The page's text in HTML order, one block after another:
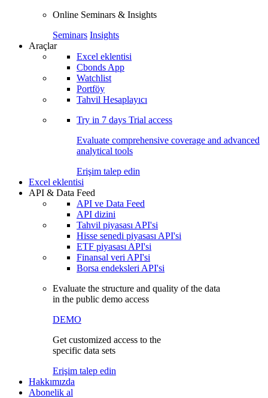
Online Seminars & Insights
Seminars Insights
Araçlar
Excel eklentisi
Cbonds App
Watchlist
Portföy
Tahvil Hesaplayıcı
Try in 7 days Trial access
Evaluate comprehensive coverage and advanced
analytical tools
Erişim talep edin
Excel eklentisi
API & Data Feed
API ve Data Feed
API dizini
Tahvil piyasası API'si
Hisse senedi piyasası API'si
ETF piyasası API'si
Finansal veri API'si
Borsa endeksleri API'si
Evaluate the structure and quality of the data
in the public demo access
DEMO
Get customized access to the
specific data sets
Erişim talep edin
Hakkımızda
Abonelik al